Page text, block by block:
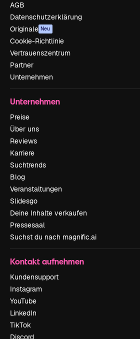
AGB
Datenschutzerklärung
Originale Neu
Cookie-Richtlinie
Vertrauenszentrum
Partner
Unternehmen
Unternehmen
Preise
Über uns
Reviews
Karriere
Suchtrends
Blog
Veranstaltungen
Slidesgo
Deine Inhalte verkaufen
Pressesaal
Suchst du nach magnific.ai
Kontakt aufnehmen
Kundensupport
Instagram
YouTube
LinkedIn
TikTok
Discord